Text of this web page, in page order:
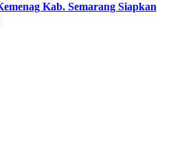
Kab. Semarang Siapkan